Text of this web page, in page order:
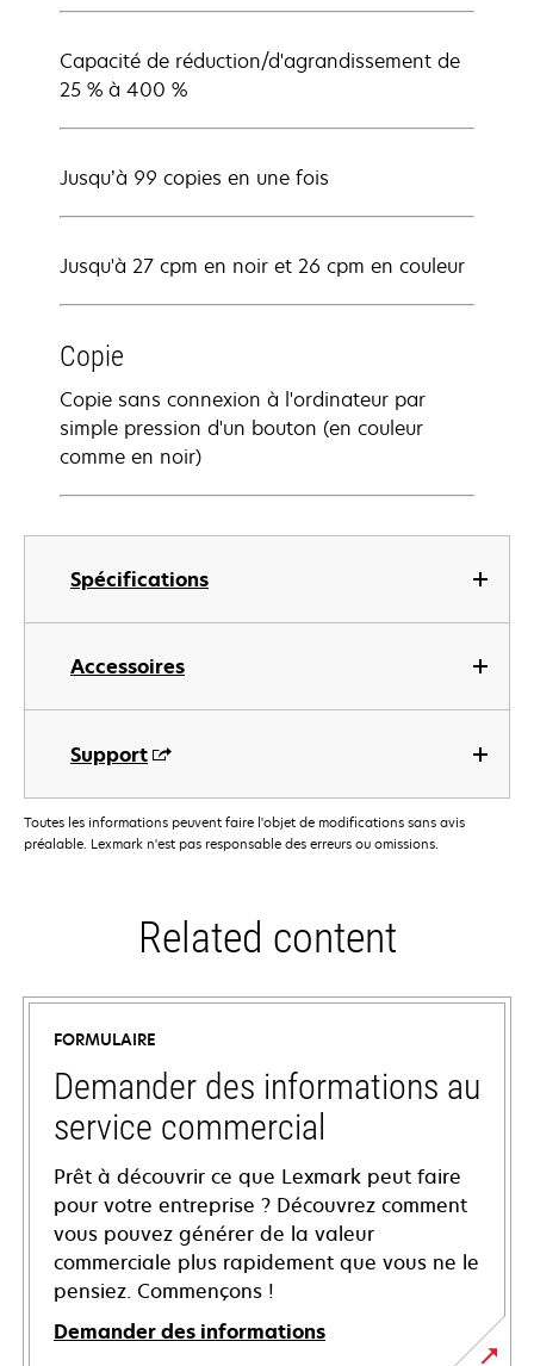
Spécifications
Accessoires
Support
Capacité de réduction/d'agrandissement de
25 % à 400 %
Jusqu’à 99 copies en une fois
Jusqu'à 27 cpm en noir et 26 cpm en couleur
Copie
Copie sans connexion à l'ordinateur par
simple pression d'un bouton (en couleur
comme en noir)
Toutes les informations peuvent faire l'objet de modifications sans avis
préalable. Lexmark n'est pas responsable des erreurs ou omissions.
Related content
FORMULAIRE
Demander des informations au
service commercial
Prêt à découvrir ce que Lexmark peut faire
pour votre entreprise ? Découvrez comment
vous pouvez générer de la valeur
commerciale plus rapidement que vous ne le
pensiez. Commençons !
Demander des informations